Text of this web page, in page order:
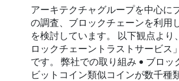
アーキテクチャグループを中⼼に
の調査、ブロックチェーンを利⽤
を検討しています。 以下観点より
ロックチェーントラストサービス
です。 弊社での取り組み • ブロ
ビットコイン類似コインが数千種